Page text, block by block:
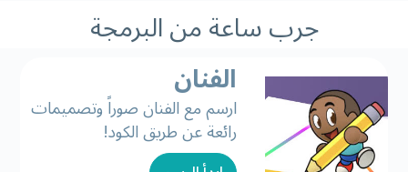
جرب ساعة من البرمجة
الفنان
ارسم مع الفنان صوراً وتصميمات
رائعة عن طريق الكود!